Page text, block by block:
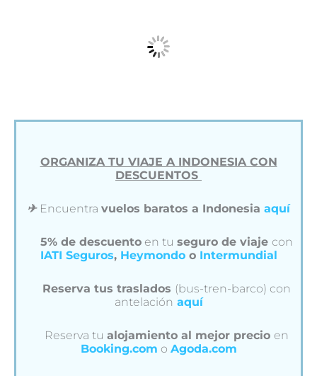
ORGANIZA TU VIAJE A INDONESIA CON
DESCUENTOS
✈︎ Encuentra vuelos baratos a Indonesia aquí
5% de descuento en tuseguro de viaje con
IATI Seguros, Heymondoo Intermundial
Reserva tus traslados (bus-tren-barco) con
antelación aquí
Reserva tu alojamiento al mejor precio en
Booking.com o Agoda.com